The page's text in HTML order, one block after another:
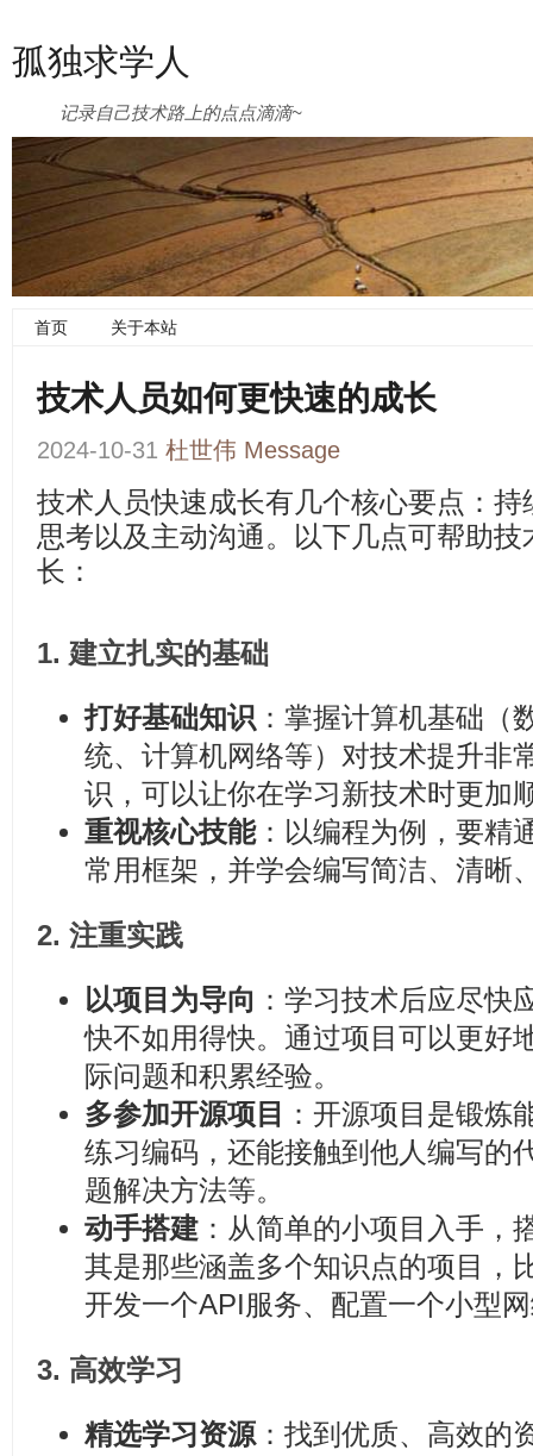
孤独求学人
记录自己技术路上的点点滴滴~
首页 关于本站
技术人员如何更快速的成长
2024-10-31 杜世伟 Message
技术人员快速成长有几个核心要点：
思考以及主动沟通。以下几点可帮助
长：
1. 建立扎实的基础
打好基础知识 ：掌握计算机基础（
统、计算机网络等）对技术提升非
识，可以让你在学习新技术时更加
重视核心技能：以编程为例，要精
常用框架，并学会编写简洁、清晰
2. 注重实践
以项目为导向 ：学习技术后应尽快
快不如用得快。通过项目可以更好
际问题和积累经验。
多参加开源项目
：开源项目是锻炼
练习编码，还能接触到他人编写的
题解决方法等。
动手搭建 ：从简单的小项目入手，
其是那些涵盖多个知识点的项目，
开发一个API服务、配置一个小型
3. 高效学习
精选学习资源 ：找到优质、高效的